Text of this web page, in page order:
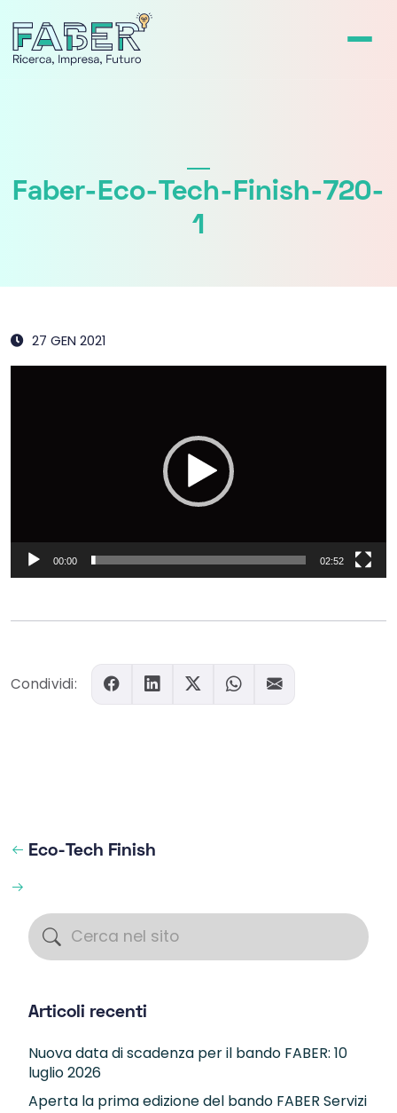
Faber-Eco-Tech-Finish-720-
1
27 GEN 2021
00:00 02:52
Condividi:
Eco-Tech Finish
Articoli recenti
Nuova data di scadenza per il bando FABER: 10
luglio 2026
Aperta la prima edizione del bando FABER Servizi